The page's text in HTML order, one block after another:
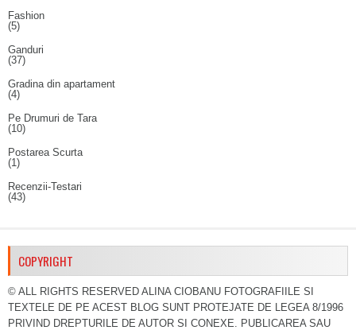
Fashion
(5)
Ganduri
(37)
Gradina din apartament
(4)
Pe Drumuri de Tara
(10)
Postarea Scurta
(1)
Recenzii-Testari
(43)
COPYRIGHT
© ALL RIGHTS RESERVED ALINA CIOBANU FOTOGRAFIILE SI
TEXTELE DE PE ACEST BLOG SUNT PROTEJATE DE LEGEA 8/1996
PRIVIND DREPTURILE DE AUTOR SI CONEXE. PUBLICAREA SAU